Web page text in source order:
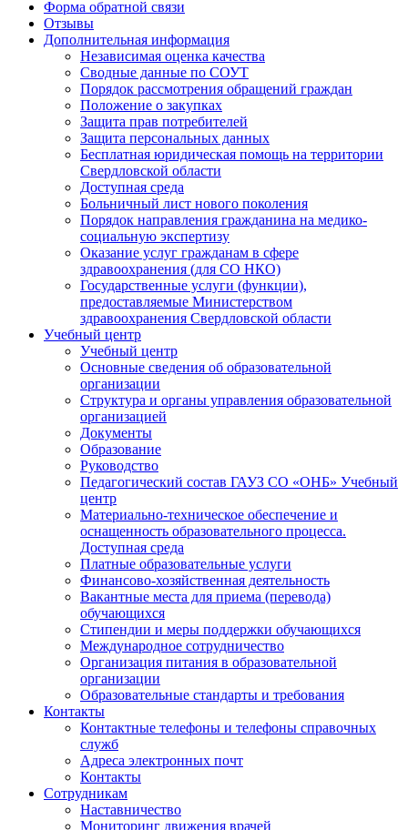
Форма обратной связи
Отзывы
Дополнительная информация
Независимая оценка качества
Сводные данные по СОУТ
Порядок рассмотрения обращений граждан
Положение о закупках
Защита прав потребителей
Защита персональных данных
Бесплатная юридическая помощь на территории
Свердловской области
Доступная среда
Больничный лист нового поколения
Порядок направления гражданина на медико-
социальную экспертизу
Оказание услуг гражданам в сфере
здравоохранения (для СО НКО)
Государственные услуги (функции),
предоставляемые Министерством
здравоохранения Свердловской области
Учебный центр
Учебный центр
Основные сведения об образовательной
организации
Структура и органы управления образовательной
организацией
Документы
Образование
Руководство
Педагогический состав ГАУЗ СО «ОНБ» Учебный
центр
Материально-техническое обеспечение и
оснащенность образовательного процесса.
Доступная среда
Платные образовательные услуги
Финансово-хозяйственная деятельность
Вакантные места для приема (перевода)
обучающихся
Стипендии и меры поддержки обучающихся
Международное сотрудничество
Организация питания в образовательной
организации
Образовательные стандарты и требования
Контакты
Контактные телефоны и телефоны справочных
служб
Адреса электронных почт
Контакты
Сотрудникам
Наставничество
Мониторинг движения врачей